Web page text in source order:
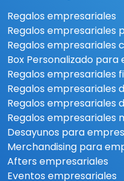
Regalos empresariales
Regalos empresariales
Regalos empresariales
Box Personalizado para
Regalos empresariales
Regalos empresariales
Regalos empresariales
Regalos empresariales
Desayunos para
Merchandising para
Afters empresariales
Eventos empresariales